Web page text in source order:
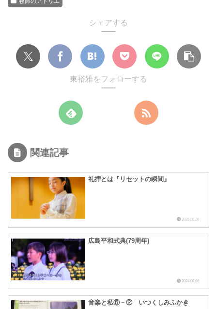
シェアする
東裕雅をフォローする
関連記事
礼拝とは『リセットの瞬間』
2026.06.20
広島平和式典(79周年)
2024.08.06
音楽と私⑥－② いつくしみふかき